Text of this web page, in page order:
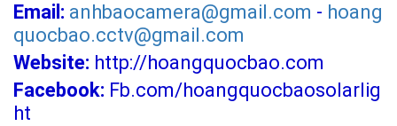
Email: anhbaocamera@gmail.com - hoang
quocbao.cctv@gmail.com
Website: http://hoangquocbao.com
Facebook: Fb.com/hoangquocbaosolarlig
ht